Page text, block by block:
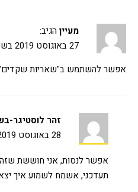
מעיין הגיב:
27 באוגוסט 2019 בשעה 22:39
אפשר להשתמש ב"שאריות
זהר לוסטיגר-
28 באוגוסט 2019 בשעה 9:48
אפשר לנסות, אני חוששת
תעדכני, אשמח לשמוע איך